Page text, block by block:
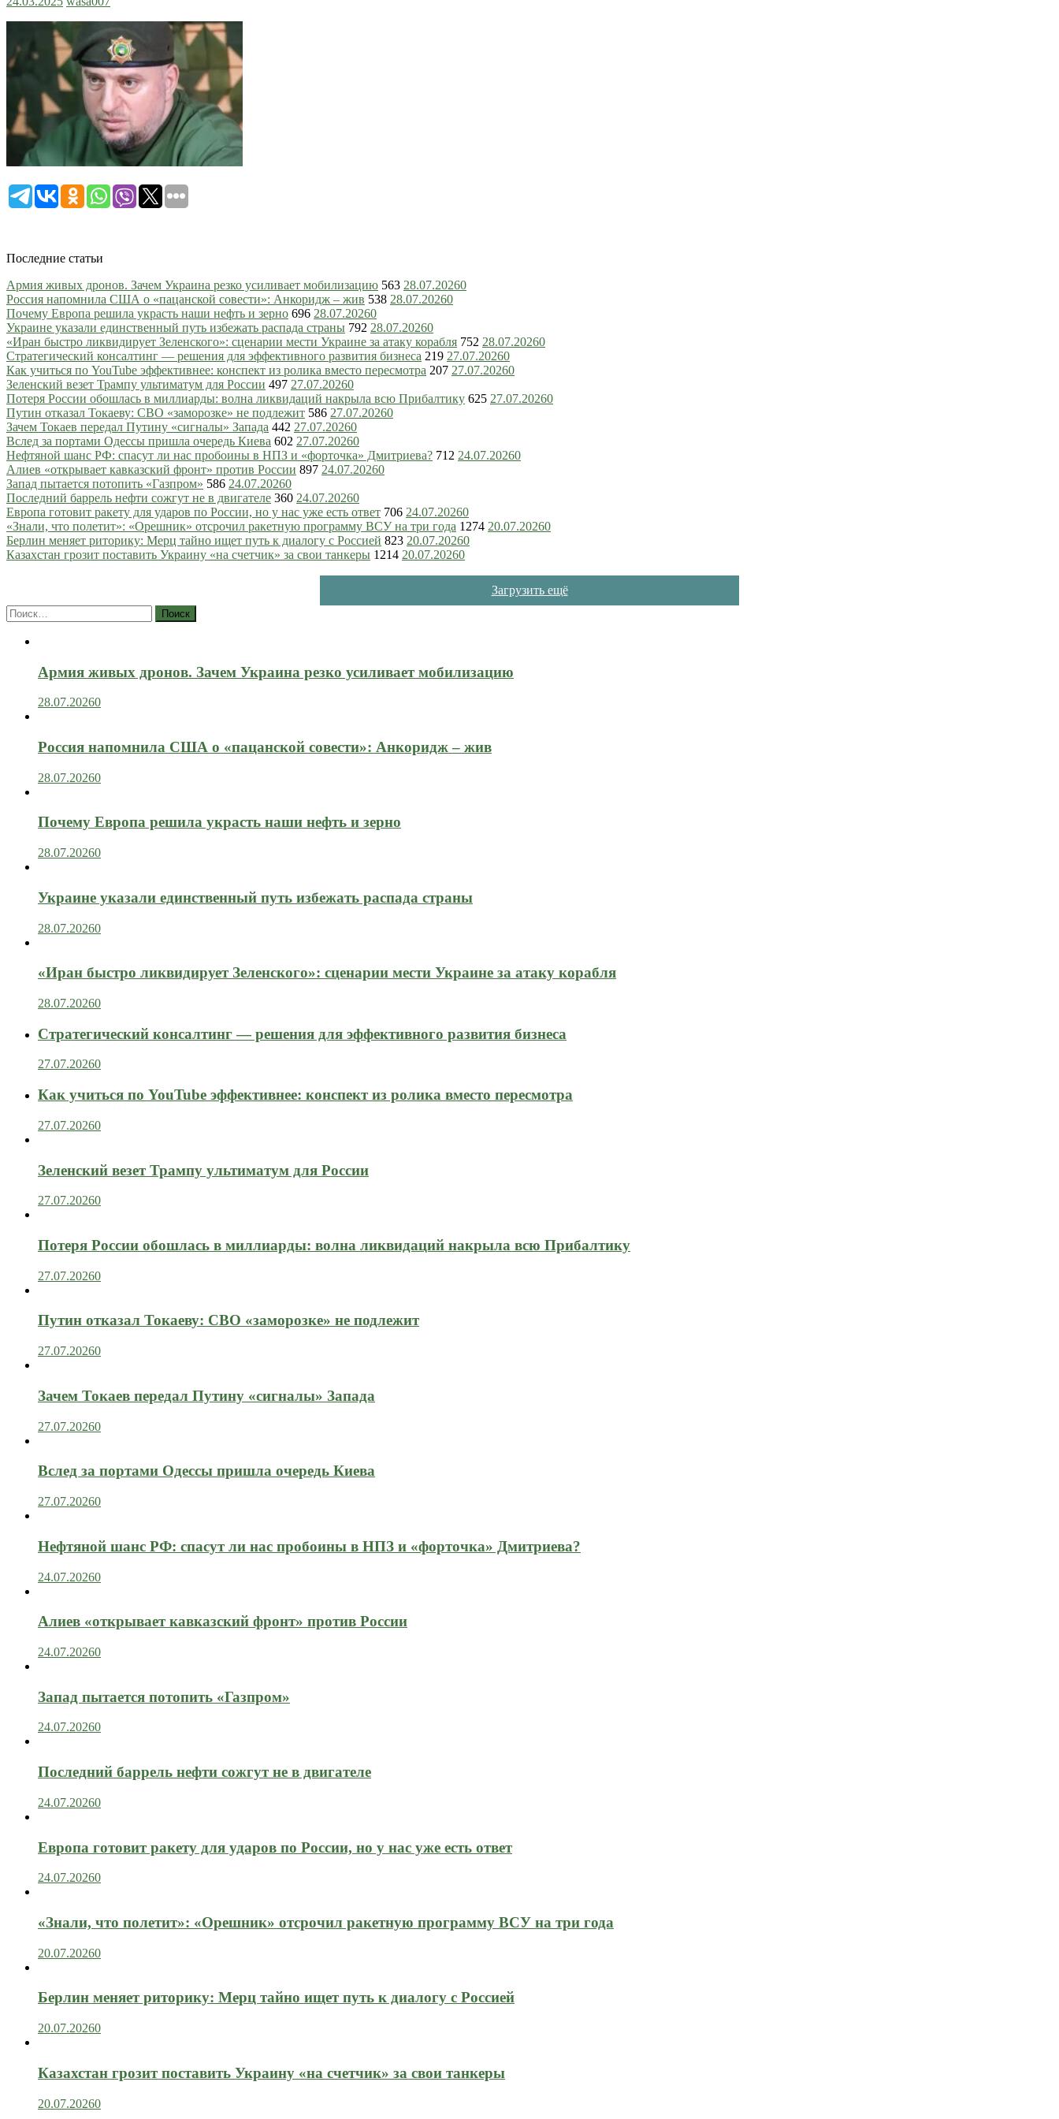
Последние статьи
Армия живых дронов. Зачем Украина резко усиливает мобилизацию 563 28.07.20260
Россия напомнила США о «пацанской совести»: Анкоридж – жив 538 28.07.20260
Почему Европа решила украсть наши нефть и зерно 696 28.07.20260
Украине указали единственный путь избежать распада страны 792 28.07.20260
«Иран быстро ликвидирует Зеленского»: сценарии мести Украине за атаку корабля 752 28.07.20260
Стратегический консалтинг — решения для эффективного развития бизнеса 219 27.07.20260
Как учиться по YouTube эффективнее: конспект из ролика вместо пересмотра 207 27.07.20260
Зеленский везет Трампу ультиматум для России 497 27.07.20260
Потеря России обошлась в миллиарды: волна ликвидаций накрыла всю Прибалтику 625 27.07.20260
Путин отказал Токаеву: СВО «заморозке» не подлежит 586 27.07.20260
Зачем Токаев передал Путину «сигналы» Запада 442 27.07.20260
Вслед за портами Одессы пришла очередь Киева 602 27.07.20260
Нефтяной шанс РФ: спасут ли нас пробоины в НПЗ и «форточка» Дмитриева? 712 24.07.20260
Алиев «открывает кавказский фронт» против России 897 24.07.20260
Запад пытается потопить «Газпром» 586 24.07.20260
Последний баррель нефти сожгут не в двигателе 360 24.07.20260
Европа готовит ракету для ударов по России, но у нас уже есть ответ 706 24.07.20260
«Знали, что полетит»: «Орешник» отсрочил ракетную программу ВСУ на три года 1274 20.07.20260
Берлин меняет риторику: Мерц тайно ищет путь к диалогу с Россией 823 20.07.20260
Казахстан грозит поставить Украину «на счетчик» за свои танкеры 1214 20.07.20260
Загрузить ещё
Найти:
Армия живых дронов. Зачем Украина резко усиливает мобилизацию
28.07.20260
Россия напомнила США о «пацанской совести»: Анкоридж – жив
28.07.20260
Почему Европа решила украсть наши нефть и зерно
28.07.20260
Украине указали единственный путь избежать распада страны
28.07.20260
«Иран быстро ликвидирует Зеленского»: сценарии мести Украине за атаку корабля
28.07.20260
Стратегический консалтинг — решения для эффективного развития бизнеса
27.07.20260
Как учиться по YouTube эффективнее: конспект из ролика вместо пересмотра
27.07.20260
Зеленский везет Трампу ультиматум для России
27.07.20260
Потеря России обошлась в миллиарды: волна ликвидаций накрыла всю Прибалтику
27.07.20260
Путин отказал Токаеву: СВО «заморозке» не подлежит
27.07.20260
Зачем Токаев передал Путину «сигналы» Запада
27.07.20260
Вслед за портами Одессы пришла очередь Киева
27.07.20260
Нефтяной шанс РФ: спасут ли нас пробоины в НПЗ и «форточка» Дмитриева?
24.07.20260
Алиев «открывает кавказский фронт» против России
24.07.20260
Запад пытается потопить «Газпром»
24.07.20260
Последний баррель нефти сожгут не в двигателе
24.07.20260
Европа готовит ракету для ударов по России, но у нас уже есть ответ
24.07.20260
«Знали, что полетит»: «Орешник» отсрочил ракетную программу ВСУ на три года
20.07.20260
Берлин меняет риторику: Мерц тайно ищет путь к диалогу с Россией
20.07.20260
Казахстан грозит поставить Украину «на счетчик» за свои танкеры
20.07.20260